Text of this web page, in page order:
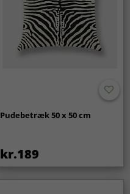
Pudebetræk 50 x 50 cm
kr.189